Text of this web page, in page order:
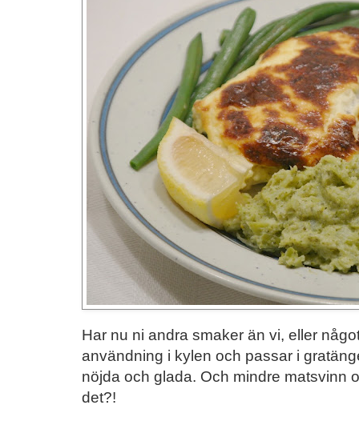
Har nu ni andra smaker än vi, eller
användning i kylen och passar i
nöjda och glada. Och mindre matsvinn
det?!